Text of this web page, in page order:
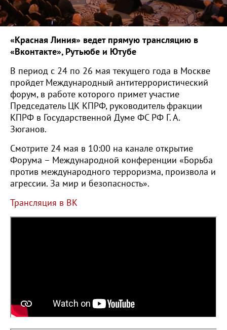
«Красная Линия» ведет прямую трансляцию в
«Вконтакте», Рутьюбе и Ютубе
В период с 24 по 26 мая текущего года в Москве
пройдет Международный антитеррористический
форум, в работе которого примет участие
Председатель ЦК КПРФ, руководитель фракции
КПРФ в Государственной Думе ФС РФ Г. А.
Зюганов.
Cмотрите 24 мая в 10:00 на канале открытие
Форума – Международной конференции «Борьба
против международного терроризма, произвола и
агрессии. За мир и безопасность».
Трансляция в ВК